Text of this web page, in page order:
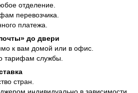
отделение.
перевозчика.
платежа.
до двери
к вам домой или в офис.
тарифам службы.
стран.
индивидуально в зависимости